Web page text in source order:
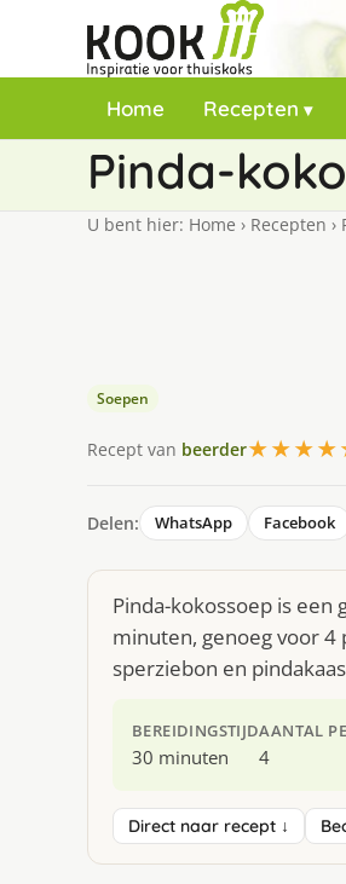
Home Recepten
Pinda-
U bent hier: Home › Recepten ›
Soepen
Recept van beerder
Delen: WhatsApp Facebook
Pinda-kokossoep is een
minuten, genoeg voor
sperziebon en
BEREIDINGSTIJD
30 minuten
AANTAL
4
Direct naar recept ↓